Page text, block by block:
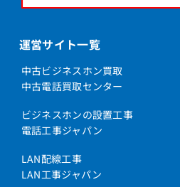
運営サイト一覧
中古ビジネスホン買取
中古電話買取センター
ビジネスホンの設置工事
電話工事ジャパン
LAN配線工事
LAN工事ジャパン